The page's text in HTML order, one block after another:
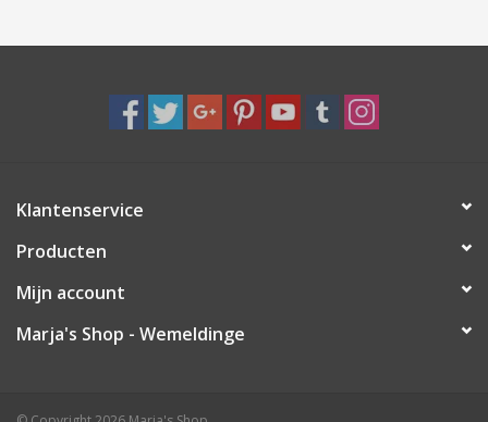
Boeken
Speelgoed & hobby
Cadeau & feest
Contact/Locatie
Klantenservice
Producten
Mijn account
Marja's Shop - Wemeldinge